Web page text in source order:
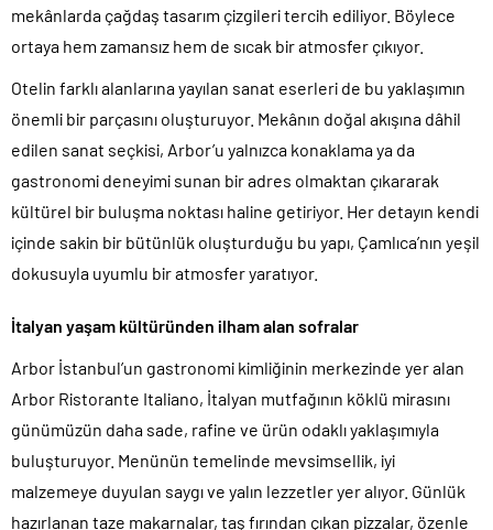
mekânlarda çağdaş tasarım çizgileri tercih ediliyor. Böylece
ortaya hem zamansız hem de sıcak bir atmosfer çıkıyor.
Otelin farklı alanlarına yayılan sanat eserleri de bu yaklaşımın
önemli bir parçasını oluşturuyor. Mekânın doğal akışına dâhil
edilen sanat seçkisi, Arbor’u yalnızca konaklama ya da
gastronomi deneyimi sunan bir adres olmaktan çıkararak
kültürel bir buluşma noktası haline getiriyor. Her detayın kendi
içinde sakin bir bütünlük oluşturduğu bu yapı, Çamlıca’nın yeşil
dokusuyla uyumlu bir atmosfer yaratıyor.
İtalyan yaşam kültüründen ilham alan sofralar
Arbor İstanbul’un gastronomi kimliğinin merkezinde yer alan
Arbor Ristorante Italiano, İtalyan mutfağının köklü mirasını
günümüzün daha sade, rafine ve ürün odaklı yaklaşımıyla
buluşturuyor. Menünün temelinde mevsimsellik, iyi
malzemeye duyulan saygı ve yalın lezzetler yer alıyor. Günlük
hazırlanan taze makarnalar, taş fırından çıkan pizzalar, özenle